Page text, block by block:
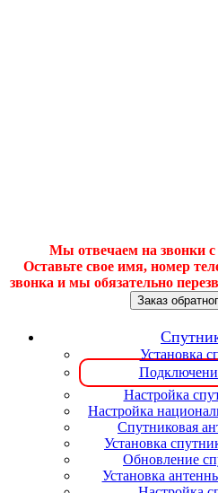
Мы отвечаем на звонки с
Оставьте свое имя, номер
звонка и мы обязательно
Заказ
Установка
Настройка
Настройка
Спутниковая
Установка
Обновление
Установка